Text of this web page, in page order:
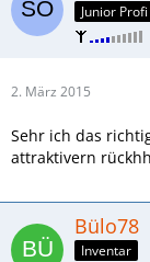
Junior Profi
2. März 2015
Sehr ich das
attraktivern
Bülo78
Inventar